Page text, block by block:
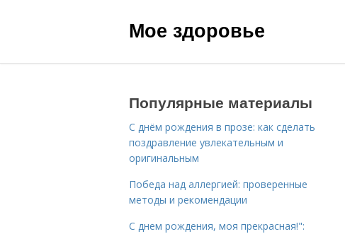
Мое здоровье
Популярные материалы
С днём рождения в прозе: как сделать
поздравление увлекательным и
оригинальным
Победа над аллергией: проверенные
методы и рекомендации
С днем рождения, моя прекрасная!":